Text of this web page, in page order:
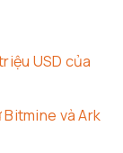
USD của
và Ark